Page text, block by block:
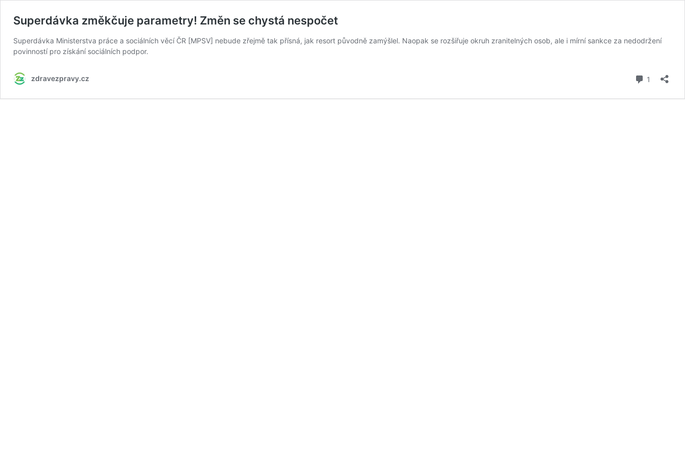
Superdávka změkčuje parametry! Změn se chystá nespočet
Superdávka Ministerstva práce a sociálních věcí ČR [MPSV] nebude zřejmě tak přísná, jak resort původně zamýšlel. Naopak se rozšiřuje okruh zranitelných osob, ale i mírní sankce za nedodržení
povinností pro získání sociálních podpor.
zdravezpravy.cz 1 komentář